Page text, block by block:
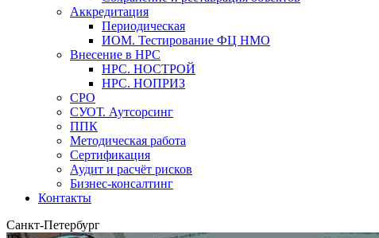
Аккредитация
Периодическая
ИОМ. Тестирование ФЦ НМО
Внесение в НРС
НРС. НОСТРОЙ
НРС. НОПРИЗ
СРО
СУОТ. Аутсорсинг
ППК
Методическая работа
Сертификация
Аудит и расчёт рисков
Бизнес-консалтинг
Контакты
Санкт-Петербург